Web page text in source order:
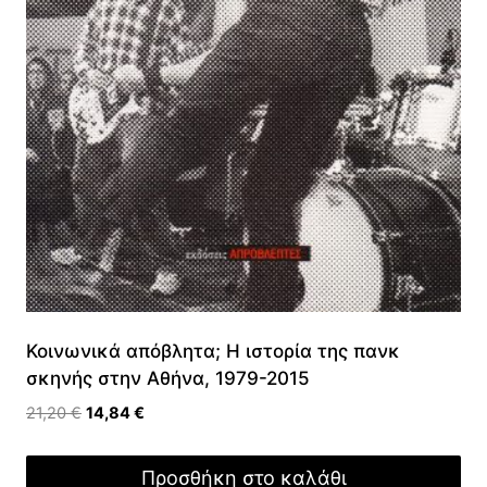
Κοινωνικά απόβλητα; Η ιστορία της πανκ
σκηνής στην Αθήνα, 1979-2015
21,20€ Original
14,84€
Προσθήκη στο καλάθι